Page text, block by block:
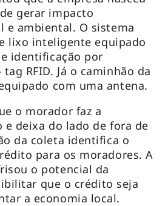
gerar impacto
e ambiental. O sistema
lixo inteligente equipado
identificação por
RFID. Já o caminhão da
com uma antena.
o morador faz a
e deixa do lado de fora de
da coleta identifica o
para os moradores. A
o potencial da
que o crédito seja
a economia local.